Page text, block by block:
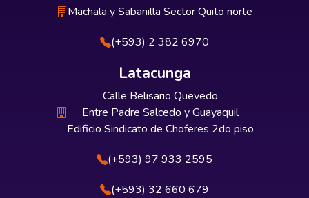
Machala y Sabanilla Sector Quito norte
(+593) 2 382 6970
Latacunga
Calle Belisario Quevedo
Entre Padre Salcedo y Guayaquil
Edificio Sindicato de Choferes 2do piso
(+593) 97 933 2595
(+593) 32 660 679